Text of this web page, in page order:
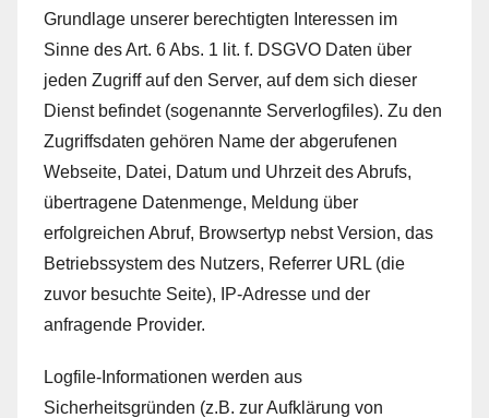
Grundlage unserer berechtigten Interessen im
Sinne des Art. 6 Abs. 1 lit. f. DSGVO Daten über
jeden Zugriff auf den Server, auf dem sich dieser
Dienst befindet (sogenannte Serverlogfiles). Zu den
Zugriffsdaten gehören Name der abgerufenen
Webseite, Datei, Datum und Uhrzeit des Abrufs,
übertragene Datenmenge, Meldung über
erfolgreichen Abruf, Browsertyp nebst Version, das
Betriebssystem des Nutzers, Referrer URL (die
zuvor besuchte Seite), IP-Adresse und der
anfragende Provider.
Logfile-Informationen werden aus
Sicherheitsgründen (z.B. zur Aufklärung von